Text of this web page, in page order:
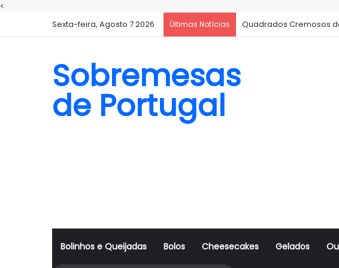
<
Sexta-feira, Agosto 7 2026
Últimas Notícias Quadrados Cremosos
Sobremesas
de Portugal
Bolinhos e Queijadas Bolos Cheesecakes Gelados